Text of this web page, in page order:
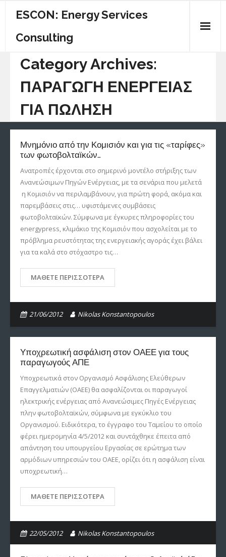
ESCON: Energy Services
Consulting
ΠΟΙΟΙ ΕΙΜΑΣΤΕ
ΚΕΝΤΡΙΚΗ
ΕΝΕΡΓΕΙΑΚΟΣ ΟΔΗΓΟΣ
ΥΠΗΡΕΣΙΕΣ
ΕΠΙΚΟΙΝΩΝΙΑ
Category Archives:
ΠΑΡΑΓΩΓΗ ΕΝΕΡΓΕΙΑΣ
ΓΙΑ ΠΩΛΗΣΗ
Μνημόνιο από την Κομισιόν και για τις «ταρίφες»
των φωτοβολταϊκών…
Ανατροπές έρχονται στο σημερινό μοντέλο στήριξης των
Ανανεώσιμων Πηγών Ενέργειας, με τα σενάρια που μελετά
η Κομισιόν να περιλαμβάνουν, για πρώτη φορά, ακόμα και
παρεμβάσεις στις… υφιστάμενες συμβάσεις
φωτοβολταϊκών. Σύμφωνα με έγκυρες πληροφορίες του
energypress, κλιμάκιο της Κομισιόν που ασχολείται με το
πρόβλημα ρευστότητας της ενεργειακής αγοράς έχει βάλει
για τα καλά στο στόχαστρο τις…
ΜΆΘΕΤΕ ΠΕΡΙΣΣΌΤΕΡΑ
21/06/2012 Nikolas Konstantopoulos
Υποχρεωτική ασφάλιση στον ΟΑΕΕ για τους
παραγωγούς ΑΠΕ
Υποχρεωτικά στον Οργανισμό Ασφάλισης Ελεύθερων
Επαγγελματιών (ΟΑΕΕ) θα ασφαλίζονται οι παραγωγοί
ηλεκτρικής ενέργειας από Ανανεώσιμες Πηγές Ενέργειας
πλην φωτοβολταϊκών, σύμφωνα με εγκύκλιο του
Οργανισμού. Ειδικότερα, το έγγραφο του Ταμείου το οποίο
φέρει ημερομηνία 4/5/2012 και συντάχθηκε έπειτα από
απάντηση του υπουργείου Εργασίας σε ερώτημα των
αρμόδιων υπηρεσιών του ΟΑΕΕ, ορίζει ότι η ασφάλιση είναι
υποχρεωτική…
ΜΆΘΕΤΕ ΠΕΡΙΣΣΌΤΕΡΑ
22/05/2012 Nikolas Konstantopoulos